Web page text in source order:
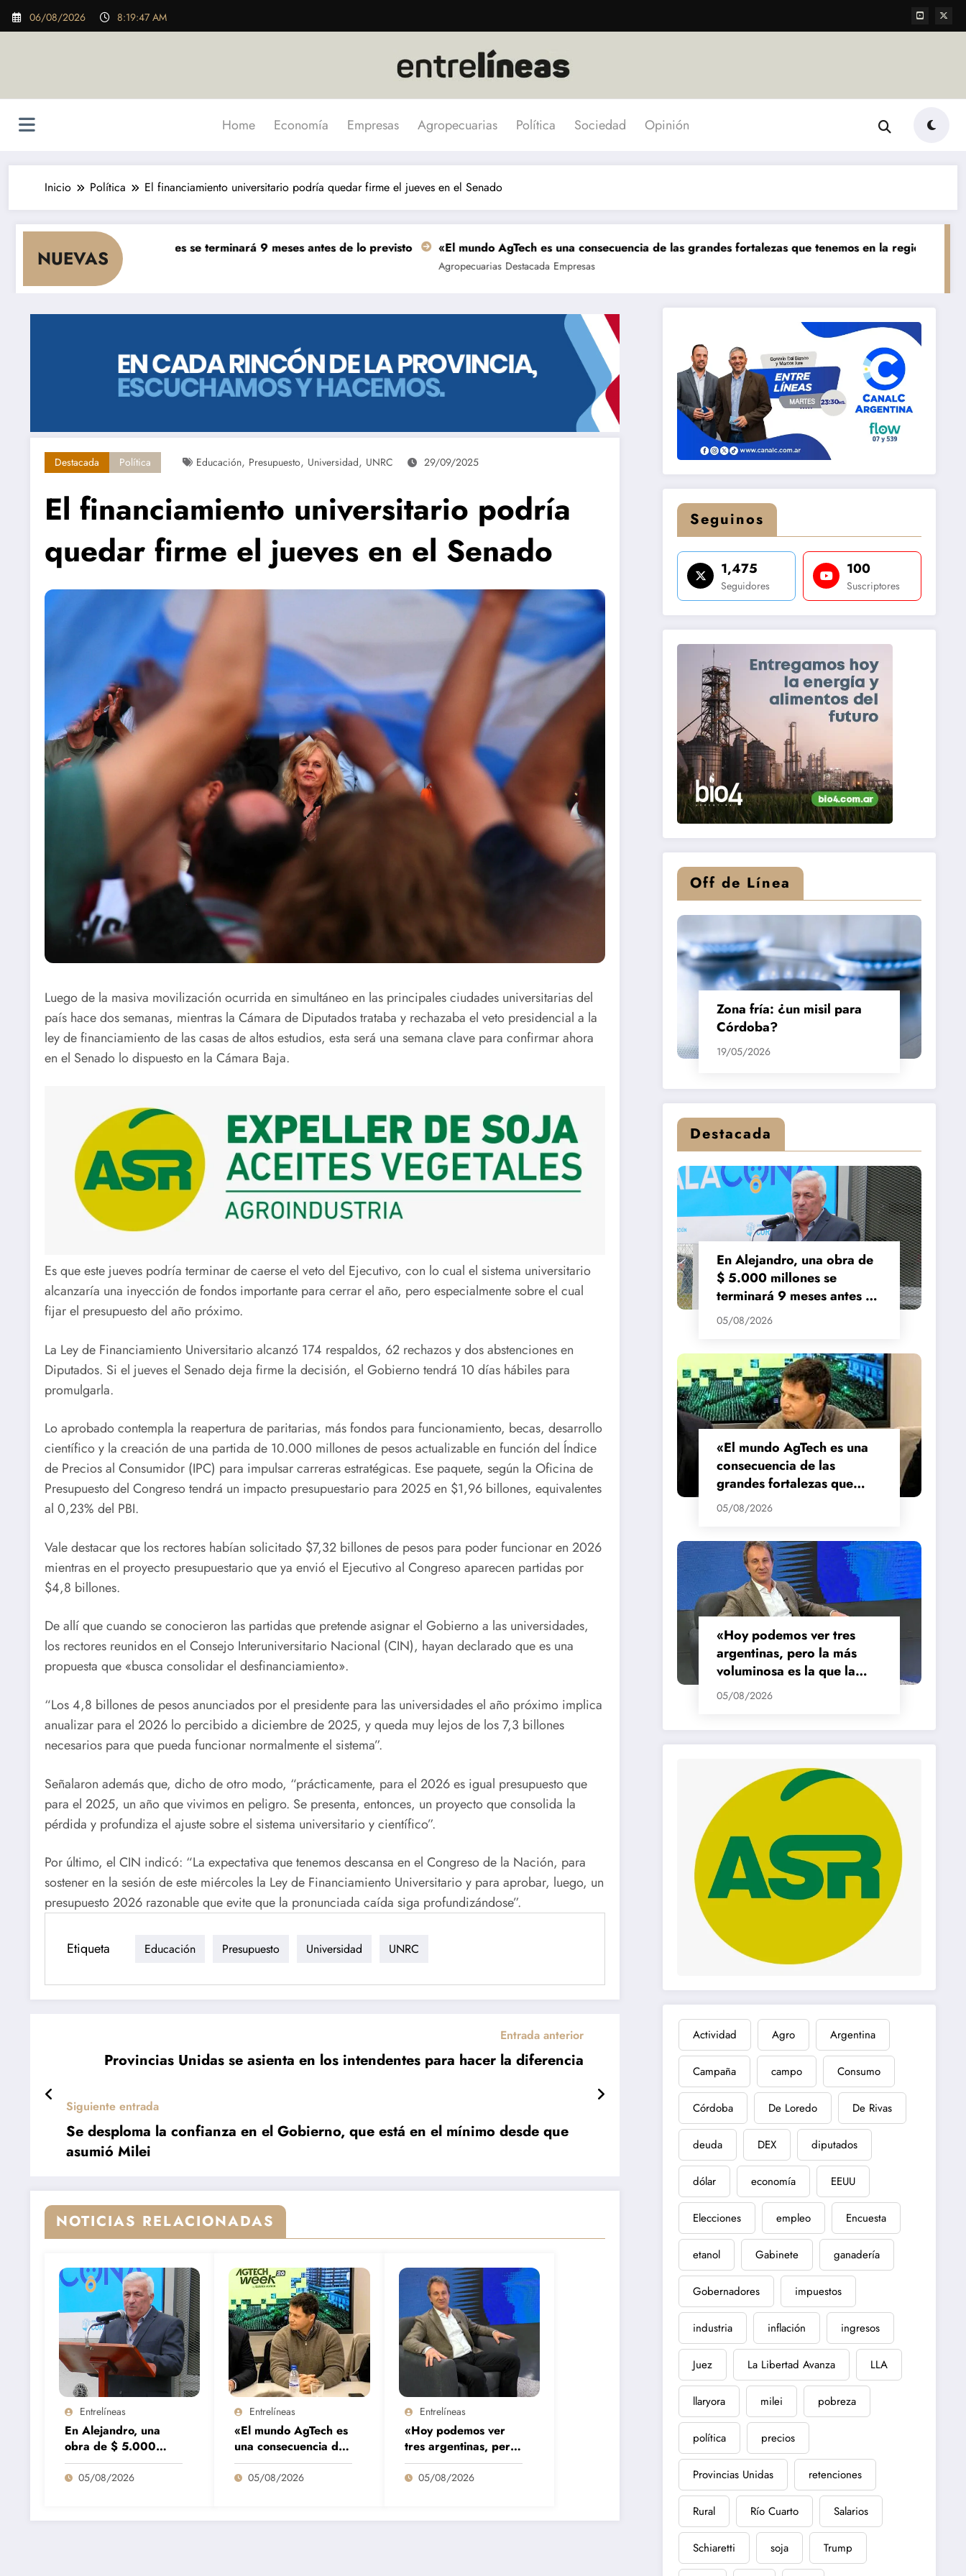
Saltar
06/08/2026 8:19:49 AM
Home Economía Empresas Agropecuarias Política Sociedad Opinión
Inicio Política El financiamiento universitario podría quedar firme el jueves en el Senado
NUEVAS
$ 5.000 millones se terminará 9 meses antes de lo previsto «El mundo AgTech es una consecuencia de las grandes fortalezas que tenemos en la región»
Destacada Empresas
«Hoy
Destacada Política Educación, Presupuesto, Universidad, UNRC 29/09/2025
El financiamiento universitario podría
quedar firme el jueves en el Senado
Luego de la masiva movilización ocurrida en simultáneo en las principales ciudades universitarias del
país hace dos semanas, mientras la Cámara de Diputados trataba y rechazaba el veto presidencial a la
ley de financiamiento de las casas de altos estudios, esta será una semana clave para confirmar ahora
en el Senado lo dispuesto en la Cámara Baja.
Es que este jueves podría terminar de caerse el veto del Ejecutivo, con lo cual el sistema universitario
alcanzaría una inyección de fondos importante para cerrar el año, pero especialmente sobre el cual
fijar el presupuesto del año próximo.
La Ley de Financiamiento Universitario alcanzó 174 respaldos, 62 rechazos y dos abstenciones en
Diputados. Si el jueves el Senado deja firme la decisión, el Gobierno tendrá 10 días hábiles para
promulgarla.
Lo aprobado contempla la reapertura de paritarias, más fondos para funcionamiento, becas, desarrollo
científico y la creación de una partida de 10.000 millones de pesos actualizable en función del Índice
de Precios al Consumidor (IPC) para impulsar carreras estratégicas. Ese paquete, según la Oficina de
Presupuesto del Congreso tendrá un impacto presupuestario para 2025 en $1,96 billones, equivalentes
al 0,23% del PBI.
Vale destacar que los rectores habían solicitado $7,32 billones de pesos para poder funcionar en 2026
mientras en el proyecto presupuestario que ya envió el Ejecutivo al Congreso aparecen partidas por
$4,8 billones.
De allí que cuando se conocieron las partidas que pretende asignar el Gobierno a las universidades,
los rectores reunidos en el Consejo Interuniversitario Nacional (CIN), hayan declarado que es una
propuesta que «busca consolidar el desfinanciamiento».
“Los 4,8 billones de pesos anunciados por el presidente para las universidades el año próximo implica
anualizar para el 2026 lo percibido a diciembre de 2025, y queda muy lejos de los 7,3 billones
necesarios para que pueda funcionar normalmente el sistema”.
Señalaron además que, dicho de otro modo, “prácticamente, para el 2026 es igual presupuesto que
para el 2025, un año que vivimos en peligro. Se presenta, entonces, un proyecto que consolida la
pérdida y profundiza el ajuste sobre el sistema universitario y científico”.
Por último, el CIN indicó: “La expectativa que tenemos descansa en el Congreso de la Nación, para
sostener en la sesión de este miércoles la Ley de Financiamiento Universitario y para aprobar, luego, un
presupuesto 2026 razonable que evite que la pronunciada caída siga profundizándose”.
Etiqueta Educación Presupuesto Universidad UNRC
Entrada anterior
Provincias Unidas se asienta en los intendentes para hacer la diferencia
Siguiente entrada
Se desploma la confianza en el Gobierno, que está en el mínimo desde que
asumió Milei
NOTICIAS RELACIONADAS
Entrelíneas
En Alejandro, una
obra de $ 5.000
millones se terminará
9 meses antes de lo
05/08/2026
Entrelíneas
«El mundo AgTech es
una consecuencia de
las grandes fortalezas
que tenemos en la
05/08/2026
Entrelíneas
«Hoy podemos ver
tres argentinas, pero
la más voluminosa es
la que la está
05/08/2026
Seguinos
1,475
Seguidores
100
Suscriptores
Off de Línea
Zona fría: ¿un misil para
Córdoba?
19/05/2026
Destacada
En Alejandro, una obra de
$ 5.000 millones se
terminará 9 meses antes de
lo previsto
05/08/2026
«El mundo AgTech es una
consecuencia de las
grandes fortalezas que
tenemos en la región»
05/08/2026
«Hoy podemos ver tres
argentinas, pero la más
voluminosa es la que la
está pasando mal»
05/08/2026
Actividad Agro Argentina
Campaña campo Consumo
Córdoba De Loredo De Rivas
deuda DEX diputados
dólar economía EEUU
Elecciones empleo Encuesta
etanol Gabinete ganadería
Gobernadores impuestos
industria inflación ingresos
Juez La Libertad Avanza LLA
llaryora milei pobreza
política precios
Provincias Unidas retenciones
Rural Río Cuarto Salarios
Schiaretti soja Trump